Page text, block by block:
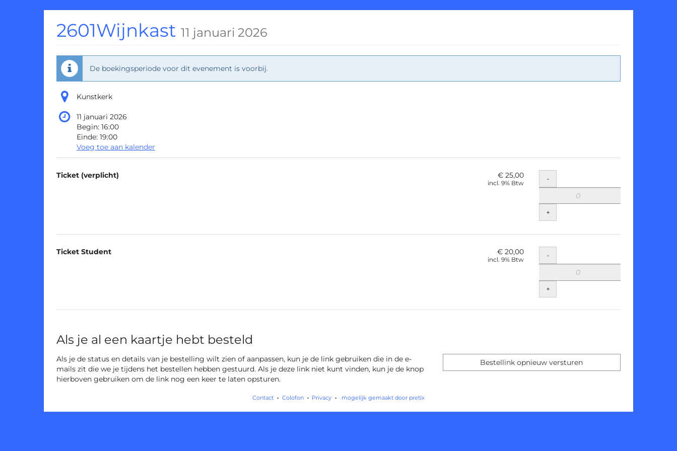
Ga naar de
2601Wijnkast 11 januari 2026
De boekingsperiode voor dit evenement is voorbij.
Kunstkerk
11 januari 2026
Begin: 16:00
Einde: 19:00
Voeg toe aan kalender
Ticket (verplicht) € 25,00
incl. 9% Btw Hoeveelheid
-
+
Ticket Student € 20,00
incl. 9% Btw Hoeveelheid
-
+
Als je al een kaartje hebt besteld
Als je de status en details van je bestelling wilt zien of aanpassen, kun je de link gebruiken die in de e-
mails zit die we je tijdens het bestellen hebben gestuurd. Als je deze link niet kunt vinden, kun je de knop
hierboven gebruiken om de link nog een keer te laten opsturen.
Bestellink opnieuw versturen
Contact Colofon Privacy mogelijk gemaakt door pretix